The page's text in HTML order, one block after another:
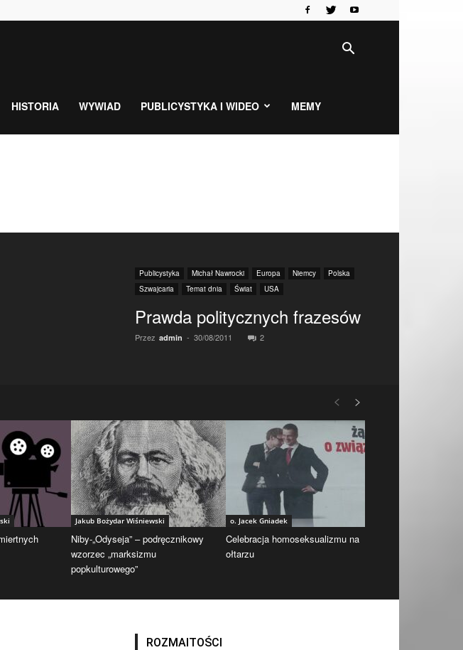
HISTORIA WYWIAD PUBLICYSTYKA I WIDEO MEMY
Publicystyka Michał Nawrocki Europa Niemcy
Polska
Szwajcaria
Temat dnia Świat USA
Prawda politycznych frazesów
Przez admin - 30/08/2011 2
Jakub Bożydar Wiśniewski
Niby-„Odyseja” – podręcznikowy
wzorzec „marksizmu
popkulturowego”
o. Jacek Gniadek
Celebracja homoseksualizmu na
ołtarzu
ROZMAITOŚCI